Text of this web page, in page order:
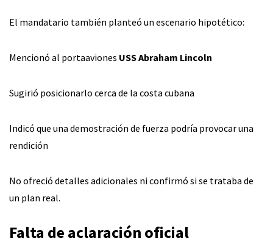
El mandatario también planteó un escenario hipotético:
Mencionó al portaaviones USS Abraham Lincoln
Sugirió posicionarlo cerca de la costa cubana
Indicó que una demostración de fuerza podría provocar una
rendición
No ofreció detalles adicionales ni confirmó si se trataba de
un plan real.
Falta de aclaración oficial